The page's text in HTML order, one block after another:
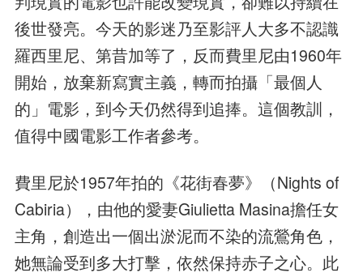
後世發亮。今天的影迷乃至影評人大多不認識
羅西里尼、第昔加等了，反而費里尼由1960年
開始，放棄新寫實主義，轉而拍攝「最個人
的」電影，到今天仍然得到追捧。這個教訓，
值得中國電影工作者參考。
費里尼於1957年拍的《花街春夢》（Nights of
Cabiria），由他的愛妻Giulietta Masina擔任女
主角，創造出一個出淤泥而不染的流鶯角色，
她無論受到多大打擊，依然保持赤子之心。此